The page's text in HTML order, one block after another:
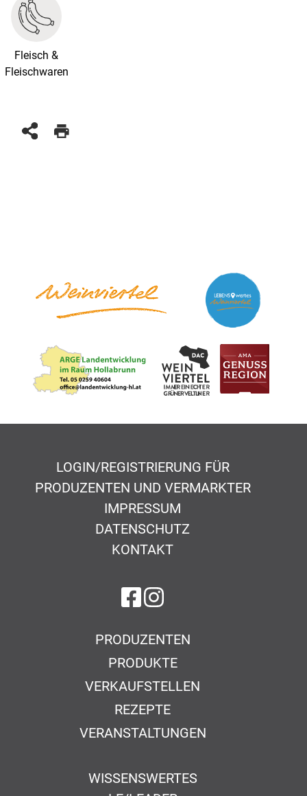
Fleisch &
Fleischwaren
LOGIN/REGISTRIERUNG FÜR
PRODUZENTEN UND VERMARKTER
IMPRESSUM
DATENSCHUTZ
KONTAKT
auf Facebook
auf Instagram
PRODUZENTEN
PRODUKTE
VERKAUFSTELLEN
REZEPTE
VERANSTALTUNGEN
WISSENSWERTES